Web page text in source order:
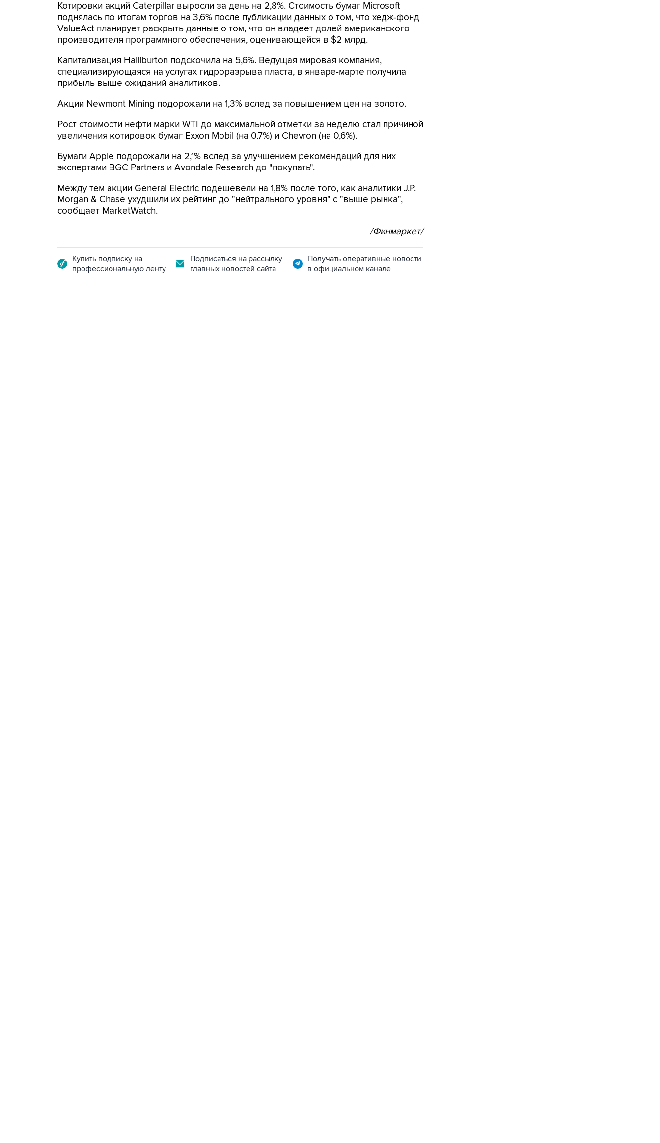
Котировки акций Caterpillar выросли за день на 2,8%. Стоимость бумаг Microsoft
поднялась по итогам торгов на 3,6% после публикации данных о том, что хедж-фонд
ValueAct планирует раскрыть данные о том, что он владеет долей американского
производителя программного обеспечения, оценивающейся в $2 млрд.
Капитализация Halliburton подскочила на 5,6%. Ведущая мировая компания,
специализирующаяся на услугах гидроразрыва пласта, в январе-марте получила
прибыль выше ожиданий аналитиков.
Акции Newmont Mining подорожали на 1,3% вслед за повышением цен на золото.
Рост стоимости нефти марки WTI до максимальной отметки за неделю стал причиной
увеличения котировок бумаг Exxon Mobil (на 0,7%) и Chevron (на 0,6%).
Бумаги Apple подорожали на 2,1% вслед за улучшением рекомендаций для них
экспертами BGC Partners и Avondale Research до "покупать".
Между тем акции General Electric подешевели на 1,8% после того, как аналитики J.P.
Morgan & Chase ухудшили их рейтинг до "нейтрального уровня" с "выше рынка",
сообщает MarketWatch.
/Финмаркет/
Купить подписку на
профессиональную ленту
Подписаться на рассылку
главных новостей сайта
Получать оперативные новости
в официальном канале